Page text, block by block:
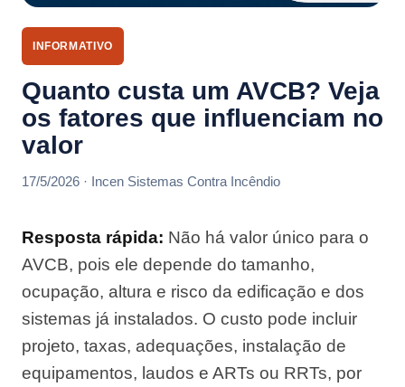
INFORMATIVO
Quanto custa um AVCB? Veja
os fatores que influenciam no
valor
17/5/2026 · Incen Sistemas Contra Incêndio
Resposta rápida: Não há valor único para o
AVCB, pois ele depende do tamanho,
ocupação, altura e risco da edificação e dos
sistemas já instalados. O custo pode incluir
projeto, taxas, adequações, instalação de
equipamentos, laudos e ARTs ou RRTs, por